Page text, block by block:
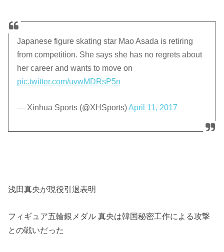
Japanese figure skating star Mao Asada is retiring
from competition. She says she has no regrets about
her career and wants to move on
pic.twitter.com/uvwMDRsP5n
— Xinhua Sports (@XHSports)April 11, 2017
浅田真央が現役引退表明
フィギュア五輪銀メダル 真央は韓国秘密工作による攻撃
との戦いだった